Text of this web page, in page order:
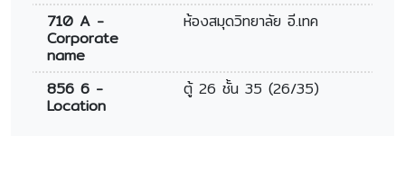
710 A -
Corporate
name
ห้องสมุดวิทยาลัย อี.เทค
856 6 -
Location
ตู้ 26 ชั้น 35 (26/35)